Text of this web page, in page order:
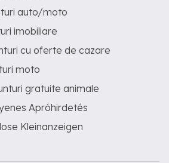
auto/moto
imobiliare
cu oferte de cazare
moto
gratuite animale
Apróhirdetés
Kleinanzeigen